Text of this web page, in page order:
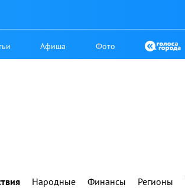
Афиша Фото
Народные Финансы Регионы